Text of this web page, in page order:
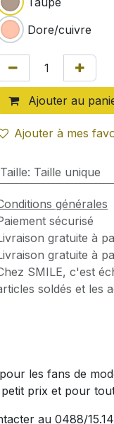
Dore/cuivre
Ajouter au
Ajouter à mes
Taille: Taille unique
générales
sécurisé
gratuite à
gratuite à
SMILE, c'est
soldés et les
les fans de
prix et pour
au 0488/